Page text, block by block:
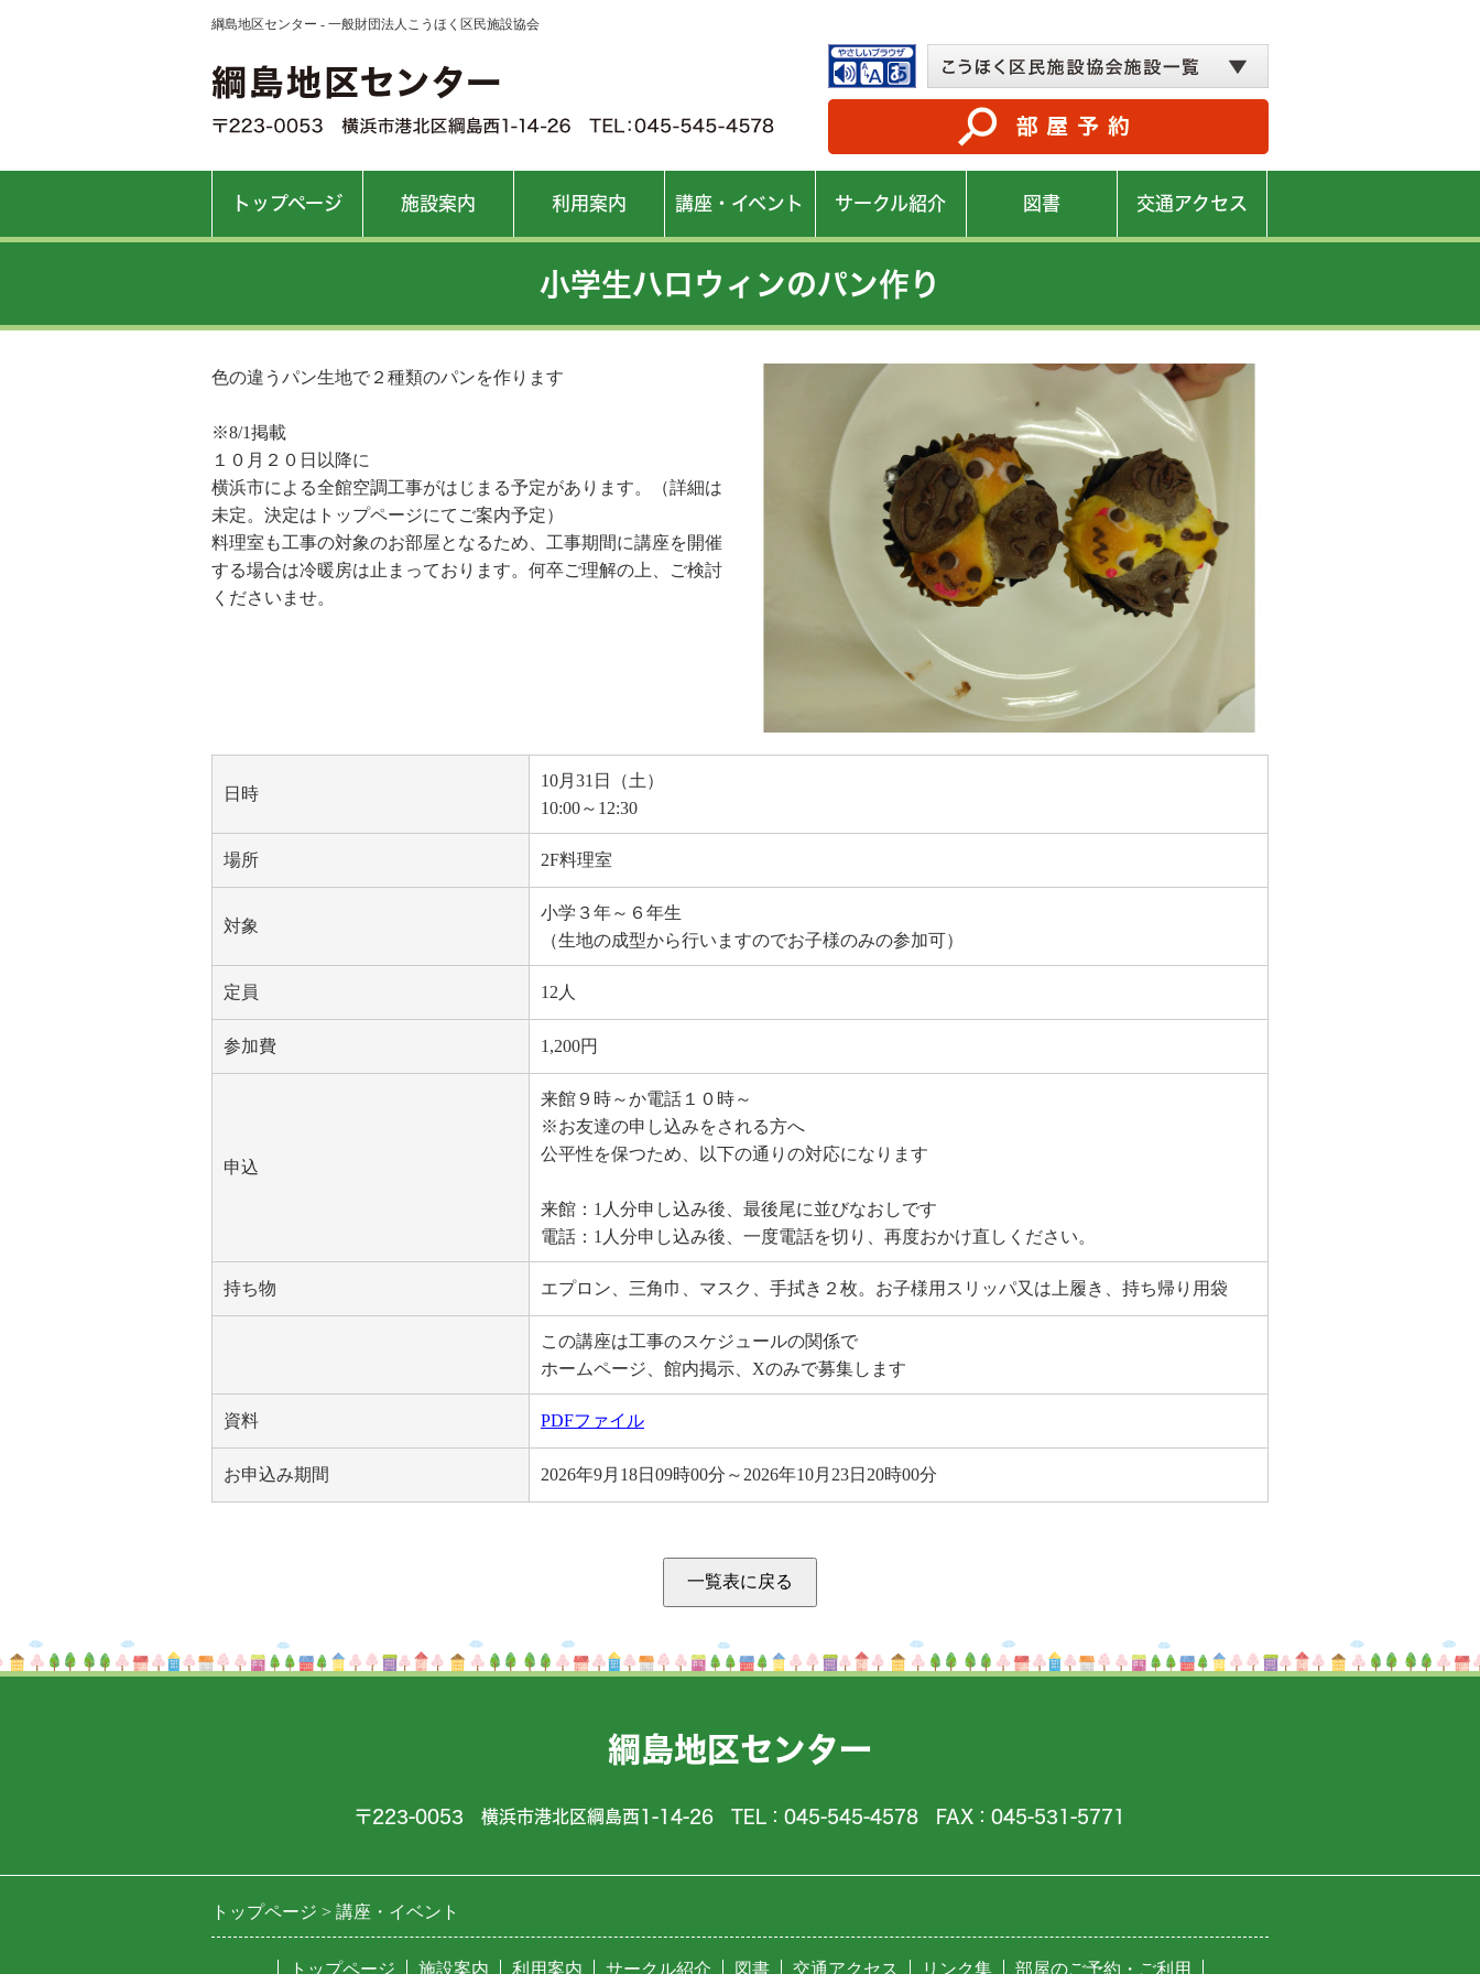
綱島地区センター - 一般財団法人こうほく区民施設協会
トップページ 施設案内 利用案内 講座・イベント サークル紹介 図書 交通アクセス
小学生ハロウィンのパン作り
色の違うパン生地で２種類のパンを作ります
※8/1掲載
１０月２０日以降に
横浜市による全館空調工事がはじまる予定があります。（詳細は
未定。決定はトップページにてご案内予定）
料理室も工事の対象のお部屋となるため、工事期間に講座を開催
する場合は冷暖房は止まっております。何卒ご理解の上、ご検討
くださいませ。
日時
10月31日（土）
10:00～12:30
場所 2F料理室
対象
小学３年～６年生
（生地の成型から行いますのでお子様のみの参加可）
定員 12人
参加費 1,200円
申込
来館９時～か電話１０時～
※お友達の申し込みをされる方へ
公平性を保つため、以下の通りの対応になります
来館：1人分申し込み後、最後尾に並びなおしです
電話：1人分申し込み後、一度電話を切り、再度おかけ直しください。
持ち物 エプロン、三角巾、マスク、手拭き２枚。お子様用スリッパ又は上履き、持ち帰り用袋
この講座は工事のスケジュールの関係で
ホームページ、館内掲示、Xのみで募集します
資料 PDFファイル
お申込み期間 2026年9月18日09時00分～2026年10月23日20時00分
綱島地区センター
〒223-0053 横浜市港北区綱島西1-14-26 TEL：045-545-4578 FAX：045-531-5771
トップページ 講座・イベント
トップページ 施設案内 利用案内 サークル紹介 図書 交通アクセス リンク集 部屋のご予約・ご利用